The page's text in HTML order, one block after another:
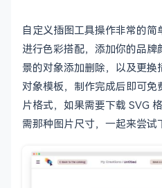
自定义插图工具操作非常的
进行色彩搭配，添加你的品
景的对象添加删除，以及更换
对象模板，制作完成后即可免
片格式，如果需要下载 SVG
需那种图片尺寸，一起来尝试